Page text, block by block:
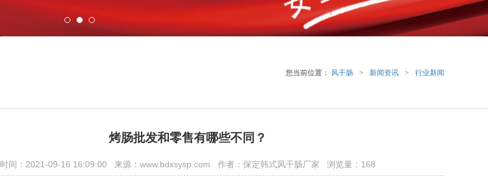
您当前位置： 风干肠 > 新闻资讯 > 行业新闻
烤肠批发和零售有哪些不同？
时间：2021-09-16 16:09:00 来源：www.bdxsysp.com 作者：保定韩式风干肠厂家 浏览量：168